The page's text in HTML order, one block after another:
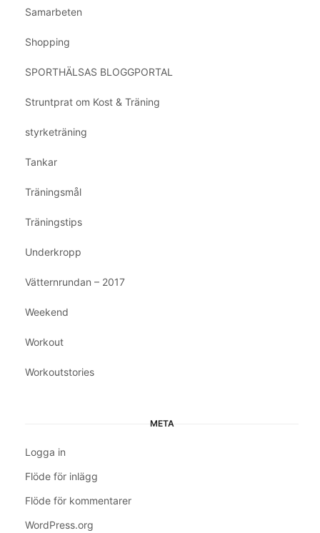
Samarbeten
Shopping
SPORTHÄLSAS BLOGGPORTAL
Struntprat om Kost & Träning
styrketräning
Tankar
Träningsmål
Träningstips
Underkropp
Vätternrundan – 2017
Weekend
Workout
Workoutstories
META
Logga in
Flöde för inlägg
Flöde för kommentarer
WordPress.org